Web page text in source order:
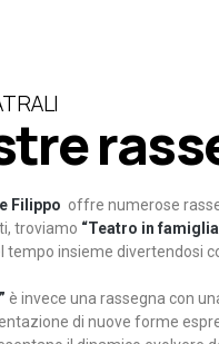
Filippo offre numerose
troviamo “Teatro in
tempo insieme divertendosi
è invece una rassegna con
di nuove forme